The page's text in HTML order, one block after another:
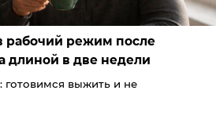
рабочий режим после
длиной в две недели
выжить и не